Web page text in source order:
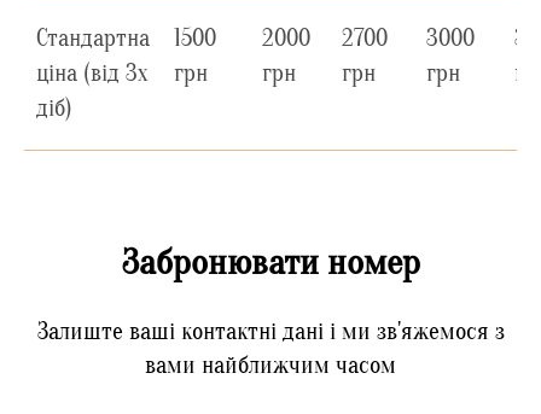
Стандартна
ціна (від 3х
діб)
1500
грн
2000
грн
2700
грн
3000
грн
Забронювати номер
Залиште ваші контактні дані і ми зв'яжемося з
вами найближчим часом